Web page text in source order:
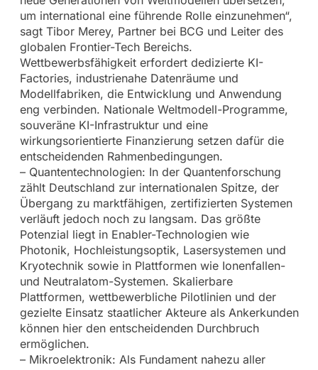
um international eine führende Rolle einzunehmen“,
sagt Tibor Merey, Partner bei BCG und Leiter des
globalen Frontier-Tech Bereichs.
Wettbewerbsfähigkeit erfordert dedizierte KI-
Factories, industrienahe Datenräume und
Modellfabriken, die Entwicklung und Anwendung
eng verbinden. Nationale Weltmodell-Programme,
souveräne KI-Infrastruktur und eine
wirkungsorientierte Finanzierung setzen dafür die
entscheidenden Rahmenbedingungen.
– Quantentechnologien: In der Quantenforschung
zählt Deutschland zur internationalen Spitze, der
Übergang zu marktfähigen, zertifizierten Systemen
verläuft jedoch noch zu langsam. Das größte
Potenzial liegt in Enabler-Technologien wie
Photonik, Hochleistungsoptik, Lasersystemen und
Kryotechnik sowie in Plattformen wie Ionenfallen-
und Neutralatom-Systemen. Skalierbare
Plattformen, wettbewerbliche Pilotlinien und der
gezielte Einsatz staatlicher Akteure als Ankerkunden
können hier den entscheidenden Durchbruch
ermöglichen.
– Mikroelektronik: Als Fundament nahezu aller